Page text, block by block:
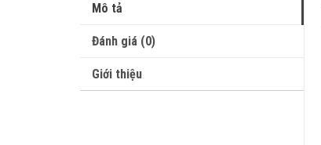
Mô tả
Đánh giá (0)
Giới thiệu